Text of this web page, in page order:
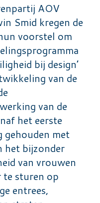
AOV
Smid kregen de
voorstel om
bij design’
van de
van de
het eerste
gehouden met
het bijzonder
van vrouwen
te sturen op
entrees,